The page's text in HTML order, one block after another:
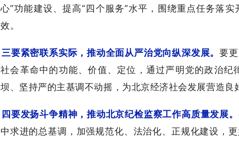
心”功能建设、提高“四个服务”水平，围绕重点任务落
效。
三要紧密联系实际，推动全面从严治党向纵深发展。要
社会革命中的功能、价值、定位，通过严明党的政治
坝、坚持严的主基调不动摇，为北京经济社会发展营造良
四要发扬斗争精神，推动北京纪检监察工作高质量发展。
中求进的总基调，加强规范化、法治化、正规化建设，